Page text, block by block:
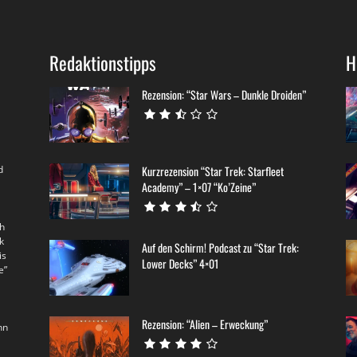
Redaktionstipps
Rezension: “Star Wars – Dunkle Droiden”
Kurzrezension “Star Trek: Starfleet
Academy” – 1×07 “Ko’Zeine”
Auf den Schirm! Podcast zu “Star Trek:
Lower Decks” 4×01
Rezension: “Alien – Erweckung”